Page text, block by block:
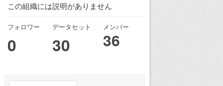
この組織には説明がありません
フォロワー
0
データセット
30
メンバー
36